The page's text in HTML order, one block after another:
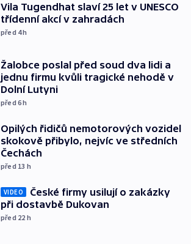
Vila Tugendhat slaví 25 let v UNESCO
třídenní akcí v zahradách
před 4h
Žalobce poslal před soud dva lidi a
jednu firmu kvůli tragické nehodě v
Dolní Lutyni
před 6h
Opilých řidičů nemotorových vozidel
skokově přibylo, nejvíc ve středních
Čechách
před 13 h
VIDEO
České firmy usilují o zakázky
při dostavbě Dukovan
před 22 h